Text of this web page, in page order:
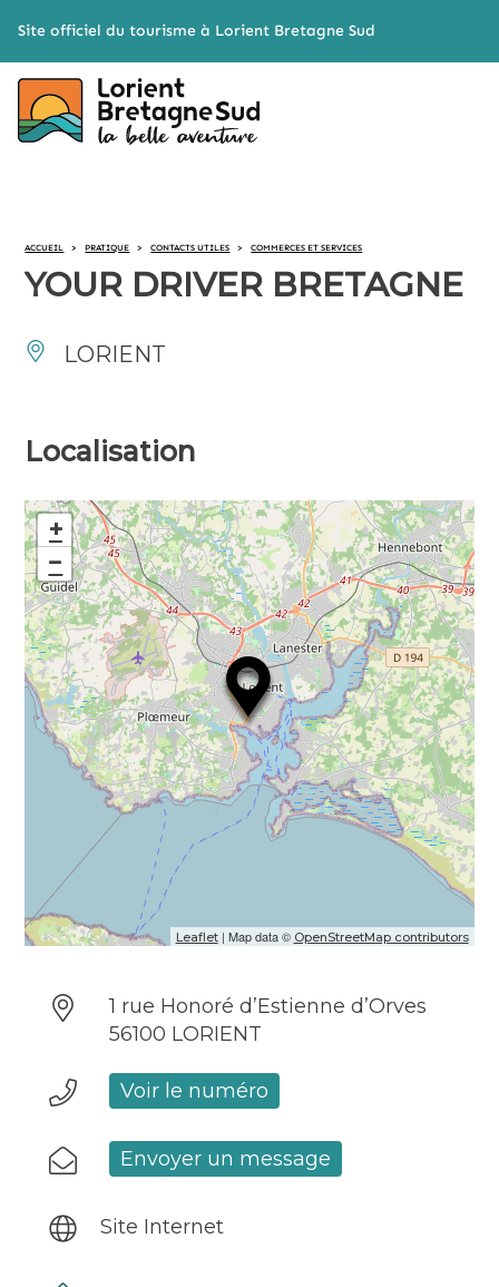
Site officiel du tourisme à Lorient Bretagne Sud
ACCUEIL > PRATIQUE > CONTACTS UTILES > COMMERCES ET SERVICES
YOUR DRIVER BRETAGNE
LORIENT
Localisation
+
−
Leaflet| Map data © OpenStreetMap contributors
1 rue Honoré d’Estienne d’Orves
56100 LORIENT
Voir le numéro
Envoyer un message
Site Internet